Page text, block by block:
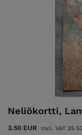
Neliökortti,
3.50 EUR Incl. VAT